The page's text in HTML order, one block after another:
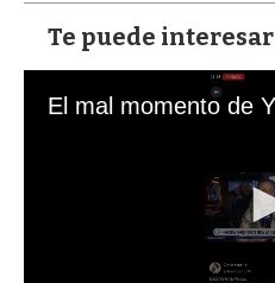
Te puede interesar